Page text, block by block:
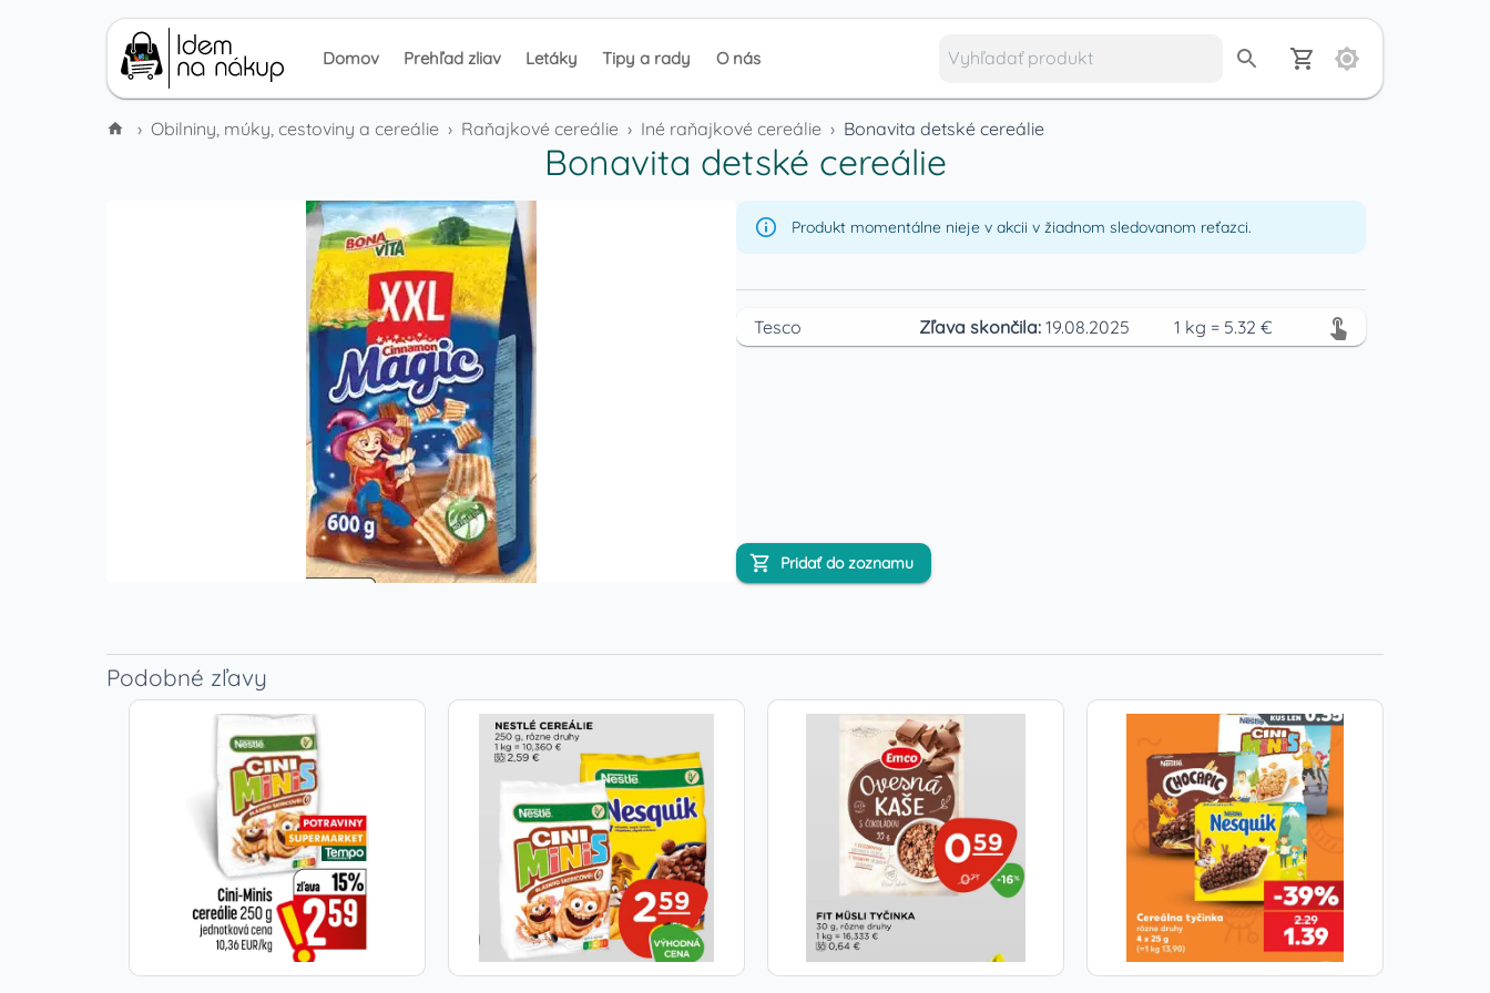
Domov Prehľad zliav Letáky Tipy a rady O nás
› Obilniny, múky, cestoviny a cereálie › Raňajkové cereálie › Iné raňajkové cereálie › Bonavita detské cereálie
Bonavita detské cereálie
Produkt momentálne nieje v akcii v žiadnom sledovanom reťazci.
Tesco Zľava skončila:19.08.2025 1 kg = 5.32 €
Pridať do zoznamu
Podobné zľavy